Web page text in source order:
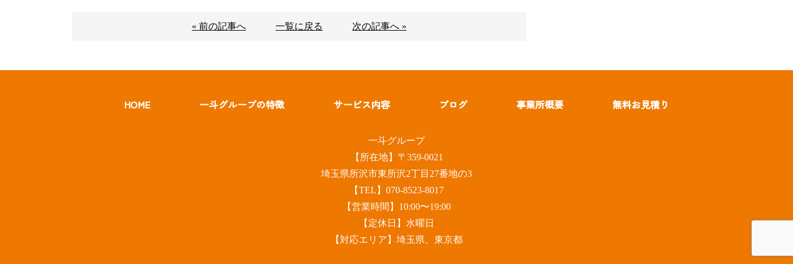
« 前の記事へ 一覧に戻る 次の記事へ »
HOME 一斗グループの特徴 サービス内容 ブログ 事業所概要 無料お見積り
一斗グループ
【所在地】〒359-0021
埼玉県所沢市東所沢2丁目27番地の3
【TEL】070-8523-8017
【営業時間】10:00〜19:00
【定休日】水曜日
【対応エリア】埼玉県、東京都